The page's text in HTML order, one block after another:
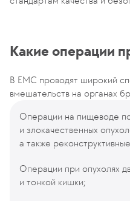
Какие операции
В EMC проводят широкий
вмешательств на органах
Операции на пищеводе
и злокачественных
а также
Операции при опухолях
и тонкой кишки;